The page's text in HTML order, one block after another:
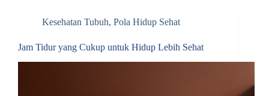
Kesehatan Tubuh, Pola Hidup Sehat
Jam Tidur yang Cukup untuk Hidup Lebih Sehat